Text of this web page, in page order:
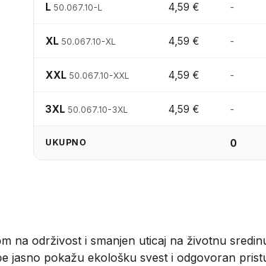
L 50.067.10-L 4,59 € -
XL 50.067.10-XL 4,59 € -
XXL 50.067.10-XXL 4,59 € -
3XL 50.067.10-3XL 4,59 € -
UKUPNO 0
na održivost i smanjen uticaj na životnu
jasno pokažu ekološku svest i odgovoran